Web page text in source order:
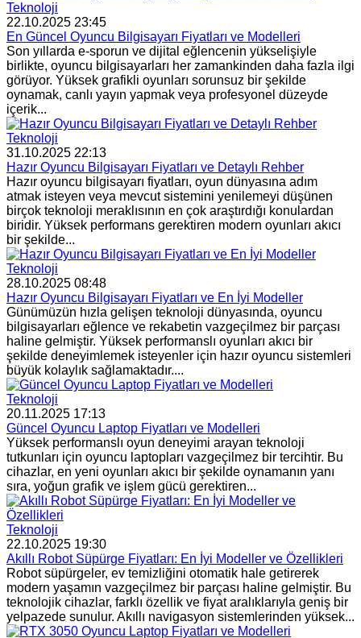
Teknoloji
22.10.2025 23:45
En Güncel Oyuncu Bilgisayarı Fiyatları ve Modelleri
Son yıllarda e-sporun ve dijital eğlencenin yükselişiyle
birlikte, oyuncu bilgisayarları her zamankinden daha fazla ilgi
görüyor. Yüksek grafikli oyunları sorunsuz bir şekilde
oynamak, canlı yayın yapmak veya profesyonel düzeyde
içerik...
Teknoloji
31.10.2025 22:13
Hazır Oyuncu Bilgisayarı Fiyatları ve Detaylı Rehber
Hazır oyuncu bilgisayarı fiyatları, oyun dünyasına adım
atmak isteyen veya mevcut sistemini yenilemeyi düşünen
birçok teknoloji meraklısının en çok araştırdığı konulardan
biridir. Yüksek performans gerektiren modern oyunları akıcı
bir şekilde...
Teknoloji
28.10.2025 08:48
Hazır Oyuncu Bilgisayarı Fiyatları ve En İyi Modeller
Günümüzün hızla gelişen teknoloji dünyasında, oyuncu
bilgisayarları eğlence ve rekabetin vazgeçilmez bir parçası
haline gelmiştir. Yüksek performanslı oyunları akıcı bir
şekilde deneyimlemek isteyenler için hazır oyuncu sistemleri
büyük kolaylık sağlamaktadır....
Teknoloji
20.11.2025 17:13
Güncel Oyuncu Laptop Fiyatları ve Modelleri
Yüksek performanslı oyun deneyimi arayan teknoloji
tutkunları için oyuncu laptopları vazgeçilmez bir tercihtir. Bu
cihazlar, en yeni oyunları akıcı bir şekilde oynamanın yanı
sıra, yoğun grafik ve işlem gücü gerektiren...
Teknoloji
22.10.2025 19:30
Akıllı Robot Süpürge Fiyatları: En İyi Modeller ve Özellikleri
Robot süpürgeler, ev temizliğini otomatik hale getirerek
modern yaşamın vazgeçilmez bir parçası haline gelmiştir. Bu
teknolojik cihazlar, farklı özellik ve fiyat aralıklarıyla geniş bir
yelpazede sunulur. Akıllı navigasyon sistemlerinden yüksek...